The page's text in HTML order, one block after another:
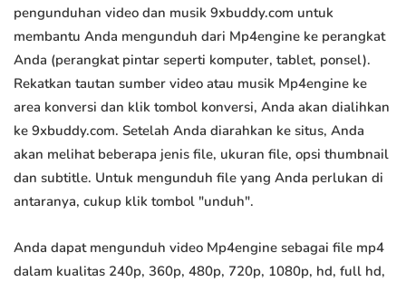
pengunduhan video dan musik 9xbuddy.com untuk
membantu Anda mengunduh dari Mp4engine ke perangkat
Anda (perangkat pintar seperti komputer, tablet, ponsel).
Rekatkan tautan sumber video atau musik Mp4engine ke
area konversi dan klik tombol konversi, Anda akan dialihkan
ke 9xbuddy.com. Setelah Anda diarahkan ke situs, Anda
akan melihat beberapa jenis file, ukuran file, opsi thumbnail
dan subtitle. Untuk mengunduh file yang Anda perlukan di
antaranya, cukup klik tombol "unduh".
Anda dapat mengunduh video Mp4engine sebagai file mp4
dalam kualitas 240p, 360p, 480p, 720p, 1080p, hd, full hd,